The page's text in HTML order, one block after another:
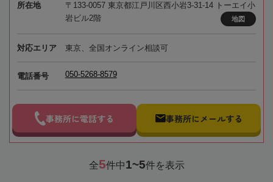
所在地
〒133-0057 東京都江戸川区西小岩3-31-14 トーエイ小
岩ビル2階
地図
対応エリア 東京、全国オンライン相談可
電話番号 050-5268-8579
事務所に電話する 事務所にメールする
全5件中1~5件を表示